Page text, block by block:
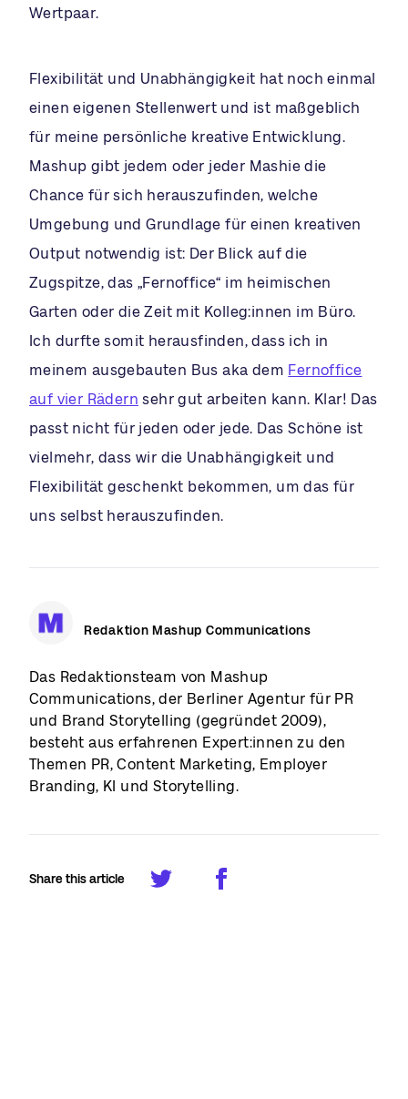
Wertpaar.
Flexibilität und Unabhängigkeit hat noch einmal
einen eigenen Stellenwert und ist maßgeblich
für meine persönliche kreative Entwicklung.
Mashup gibt jedem oder jeder Mashie die
Chance für sich herauszufinden, welche
Umgebung und Grundlage für einen kreativen
Output notwendig ist: Der Blick auf die
Zugspitze, das „Fernoffice“ im heimischen
Garten oder die Zeit mit Kolleg:innen im Büro.
Ich durfte somit herausfinden, dass ich in
meinem ausgebauten Bus aka dem Fernoffice
auf vier Rädern sehr gut arbeiten kann. Klar! Das
passt nicht für jeden oder jede. Das Schöne ist
vielmehr, dass wir die Unabhängigkeit und
Flexibilität geschenkt bekommen, um das für
uns selbst herauszufinden.
Redaktion Mashup Communications
Das Redaktionsteam von Mashup
Communications, der Berliner Agentur für PR
und Brand Storytelling (gegründet 2009),
besteht aus erfahrenen Expert:innen zu den
Themen PR, Content Marketing, Employer
Branding, KI und Storytelling.
Share this article